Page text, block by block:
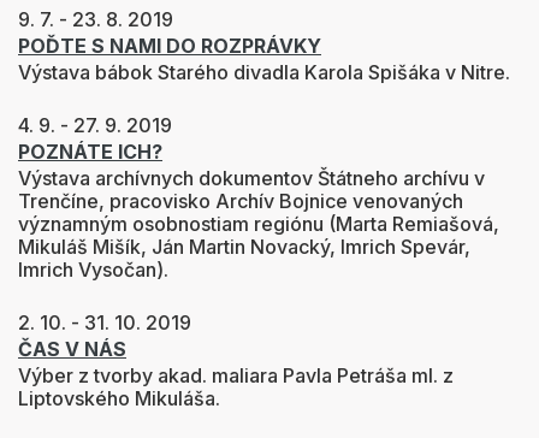
9. 7. - 23. 8. 2019
POĎTE S NAMI DO ROZPRÁVKY
Výstava bábok Starého divadla Karola Spišáka v Nitre.
4. 9. - 27. 9. 2019
POZNÁTE ICH?
Výstava archívnych dokumentov Štátneho archívu v
Trenčíne, pracovisko Archív Bojnice venovaných
významným osobnostiam regiónu (Marta Remiašová,
Mikuláš Mišík, Ján Martin Novacký, Imrich Spevár,
Imrich Vysočan).
2. 10. - 31. 10. 2019
ČAS V NÁS
Výber z tvorby akad. maliara Pavla Petráša ml. z
Liptovského Mikuláša.